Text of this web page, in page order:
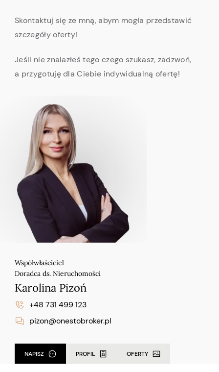
Skontaktuj się ze mną, abym mogła przedstawić
szczegóły oferty!
Jeśli nie znalazłeś tego czego szukasz, zadzwoń,
a przygotuję dla Ciebie indywidualną ofertę!
Współwłaściciel
Doradca ds. Nieruchomości
Karolina Pizoń
+48 731 499 123
pizon@onestobroker.pl
NAPISZ PROFIL OFERTY